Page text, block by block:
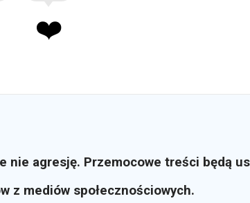
❤️
nie agresję. Przemocowe treści będą
z mediów społecznościowych.